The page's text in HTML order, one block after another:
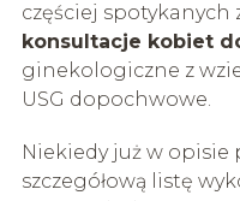
częściej
konsultacje kobiet
ginekologiczne z
USG dopochwowe.
Niekiedy już w opisie
szczegółową listę